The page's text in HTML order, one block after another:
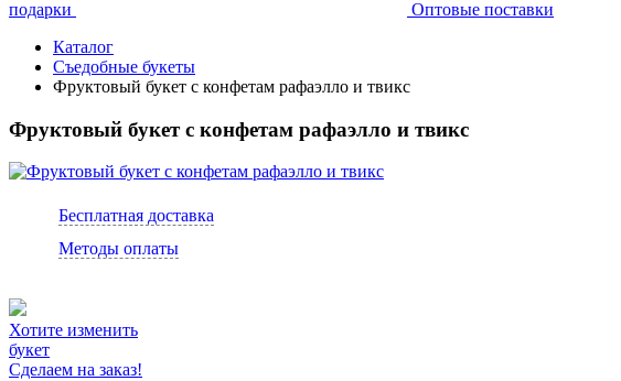
подарки
Оптовые поставки
Каталог
Съедобные букеты
Фруктовый букет с конфетам рафаэлло и твикс
Фруктовый букет с конфетам рафаэлло и твикс
Бесплатная доставка
Методы оплаты
Хотите изменить
букет
Сделаем на заказ!